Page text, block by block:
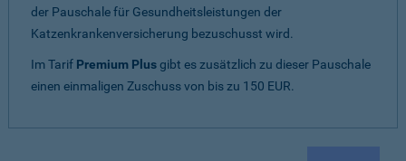
der Pauschale für Gesundheitsleistungen der
Katzenkrankenversicherung bezuschusst wird.
Im Tarif Premium Plusgibt es zusätzlich zu dieser Pauschale
einen einmaligen Zuschuss von bis zu 150 EUR.